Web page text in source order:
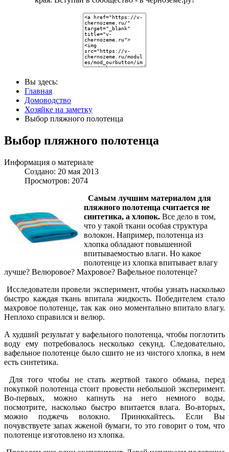
Вы здесь:
Главная
Домоводство
Хозяйке на заметку
Выбор пляжного полотенца
Выбор пляжного полотенца
Информация о материале
Создано: 20 мая 2013
Просмотров: 2074
Самым лучшим материалом для
пляжного полотенца считается не
синтетика, а хлопок. Все дело в том,
что у такой ткани особая структура
волокон. Например, полотенца из
хлопка обладают повышенной
впитываемостью влаги. Но какое
полотенце из хлопка впитывает влагу
лучше? Велюровое? Махровое? Вафельное полотенце?
Исследователи провели эксперимент, чтобы узнать насколько
быстро каждая ткань впитала жидкость. Победителем стало
махровое полотенце, так как оно моментально впитало влагу.
Неплохо справился и велюр.
А худший результат у вафельного полотенца, чтобы поглотить
воду ему потребовалось несколько секунд. Следовательно,
вафельное полотенце было сшито не из чистого хлопка, в нем
есть синтетика.
Для того чтобы не стать жертвой такого обмана, перед
покупкой полотенца стоит провести небольшой эксперимент.
Во-первых, можно капнуть на него немного воды,
посмотрите, насколько быстро впитается влага. Во-вторых,
можно поджечь волокно. Принюхайтесь. Если Вы
почувствуете запах жженой бумаги, то это говорит о том, что
полотенце изготовлено из хлопка.